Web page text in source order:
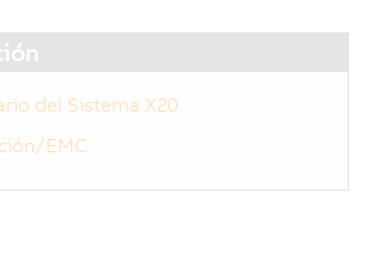
del Sistema X20
EMC